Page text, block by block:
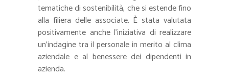
tematiche di sostenibilità, che si estende fino
alla filiera delle associate. È stata valutata
positivamente anche l’iniziativa di realizzare
un’indagine tra il personale in merito al clima
aziendale e al benessere dei dipendenti in
azienda.